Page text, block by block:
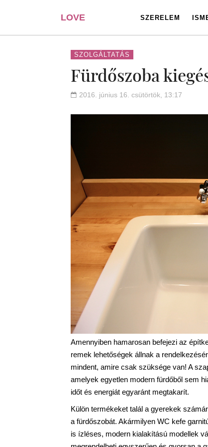
LOVE
PORTAL
SZERELEM
SZOLGÁLTATÁS
Fürdőszoba
2016. június 16. csütörtök, 13:17
Amennyiben hamarosan befejezi az
remek lehetőségek állnak a
mindent, amire csak szüksége van! A
amelyek egyetlen modern fürdőből sem
időt és energiát egyaránt megtakarít.
Külön termékeket talál a gyerekek
a fürdőszobát. Akármilyen WC kefe
is ízléses, modern kialakítású modellek